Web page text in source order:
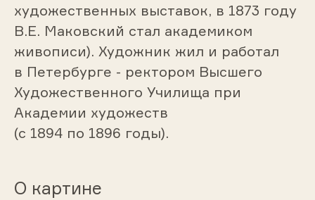
художественных выставок, в 1873 году
В.Е. Маковский стал академиком
живописи). Художник жил и работал
в Петербурге - ректором Высшего
Художественного Училища при
Академии художеств
(с 1894 по 1896 годы).
О картине